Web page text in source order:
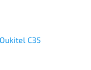
C35